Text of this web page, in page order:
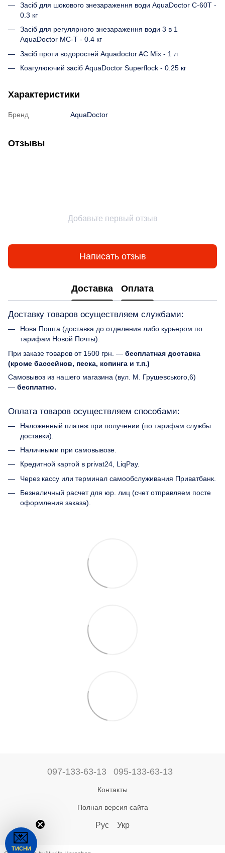
Засіб для шокового знезараження води AquaDoctor C-60T -
0.3 кг
Засіб для регулярного знезараження води 3 в 1
AquaDoctor MC-T - 0.4 кг
Засіб проти водоростей Aquadoctor AC Mix - 1 л
Коагулюючий засіб AquaDoctor Superflock - 0.25 кг
Характеристики
Бренд AquaDoctor
Отзывы
Добавьте первый отзыв
Написать отзыв
Доставка Оплата
Доставку товаров осуществляем службами:
Нова Пошта (доставка до отделения либо курьером по
тарифам Новой Почты).
При заказе товаров от 1500 грн. — бесплатная доставка
(кроме бассейнов, песка, копинга и т.п.)
Самовывоз из нашего магазина (вул. М. Грушевського,6)
— бесплатно.
Оплата товаров осуществляем способами:
Наложенный платеж при получении (по тарифам службы
доставки).
Наличными при самовывозе.
Кредитной картой в privat24, LiqPay.
Через кассу или терминал самообслуживания Приватбанк.
Безналичный расчет для юр. лиц (счет отправляем посте
оформления заказа).
097-133-63-13 095-133-63-13
Контакты
Полная версия сайта
Рус Укр
💌
ТИСНИ